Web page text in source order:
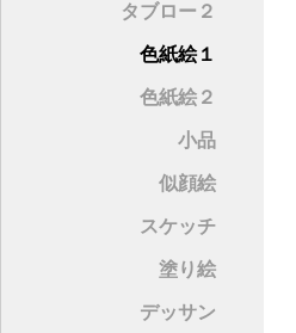
タブロー２
色紙絵１
色紙絵２
小品
似顔絵
スケッチ
塗り絵
デッサン